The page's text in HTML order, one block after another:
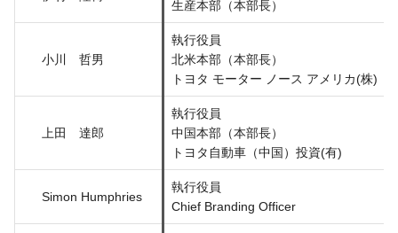
生産本部（本部長）
小川 哲男
執行役員
北米本部（本部長）
トヨタ モーター ノース アメリカ(株)
上田 達郎
執行役員
中国本部（本部長）
トヨタ自動車（中国）投資(有)
Simon Humphries
執行役員
Chief Branding Officer